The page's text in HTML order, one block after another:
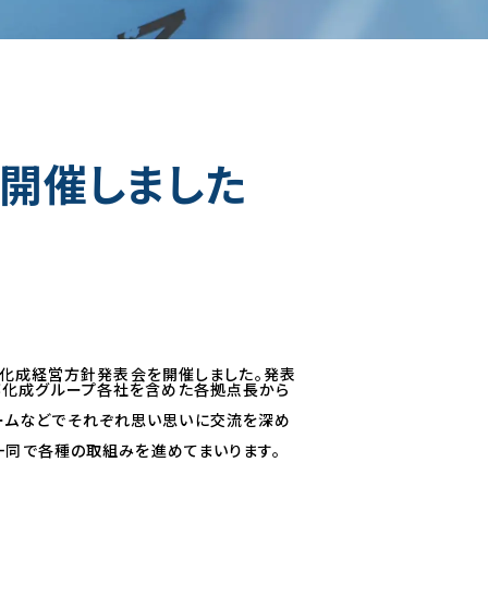
催しました
成経営方針発表会を開催しました。発表
成グループ各社を含めた各拠点長から
などでそれぞれ思い思いに交流を深め
で各種の取組みを進めてまいります。